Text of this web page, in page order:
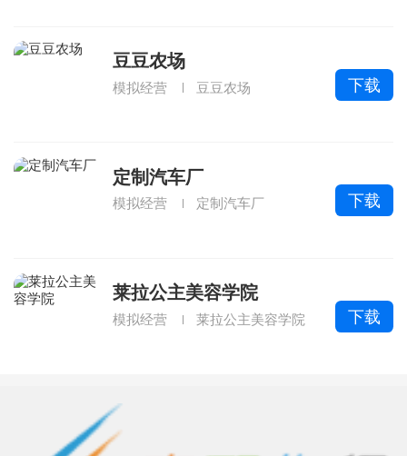
豆豆农场
模拟经营 豆豆农场 下载
定制汽车厂
模拟经营 定制汽车厂 下载
莱拉公主美容学院
模拟经营 莱拉公主美容学院 下载